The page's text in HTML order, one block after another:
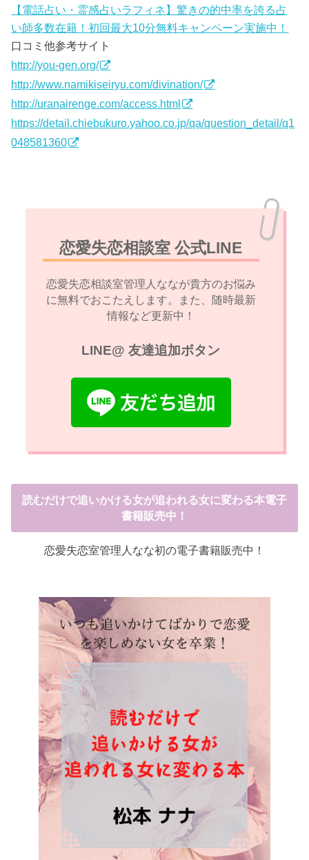
【電話占い・霊感占いラフィネ】驚きの的中率を誇る占
い師多数在籍！初回最大10分無料キャンペーン実施中！
口コミ他参考サイト
http://you-gen.org/
http://www.namikiseiryu.com/divination/
http://uranairenge.com/access.html
https://detail.chiebukuro.yahoo.co.jp/qa/question_detail/q1
048581360
恋愛失恋相談室 公式LINE
恋愛失恋相談室管理人ななが貴方のお悩み
に無料でおこたえします。また、随時最新
情報など更新中！
LINE@ 友達追加ボタン
読むだけで追いかける女が追われる女に変わる本電子
書籍販売中！
恋愛失恋室管理人なな初の電子書籍販売中！